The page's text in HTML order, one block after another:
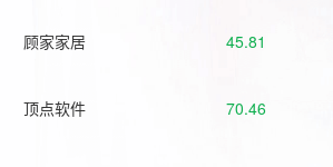
顾家家居 45.81
顶点软件 70.46